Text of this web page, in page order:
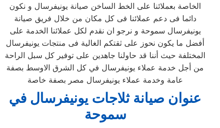
الخاصة بعملائنا على الخط الساخن صيانة يونيفرسال و نكون
دائما فى دعم عملائنا فى كل مكان من خلال فريق صيانة
يونيفرسال سموحة و نرجو ان نقدم لكل عملائنا الخدمة على
أفضل ما يكون نحوز على ثقتكم الغالية فى منتجات يونيفرسال
المختلفة حيث أننا قد حاولنا جاهدين على توفير كل سبل الراحة
من أجل خدمة عملاء يونيفرسال في كل الشرق الاوسط بصفة
عامة وخدمة عملاء يونيفرسال مصر بصفة خاصة
عنوان صيانة ثلاجات يونيفرسال في
سموحة